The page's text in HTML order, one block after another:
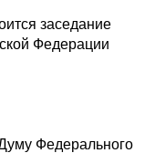
заседание
Федерации
Федерального